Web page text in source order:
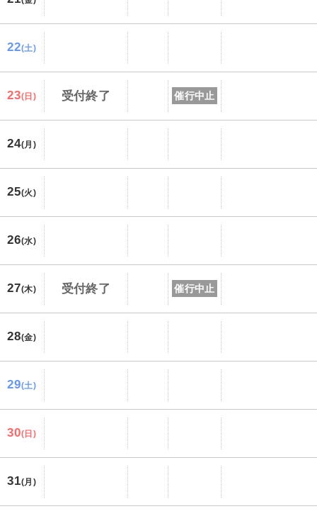
22(土)
23(日) 受付終了 催行中止
24(月)
25(火)
26(水)
27(木) 受付終了 催行中止
28(金)
29(土)
30(日)
31(月)